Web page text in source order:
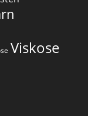
Viskose